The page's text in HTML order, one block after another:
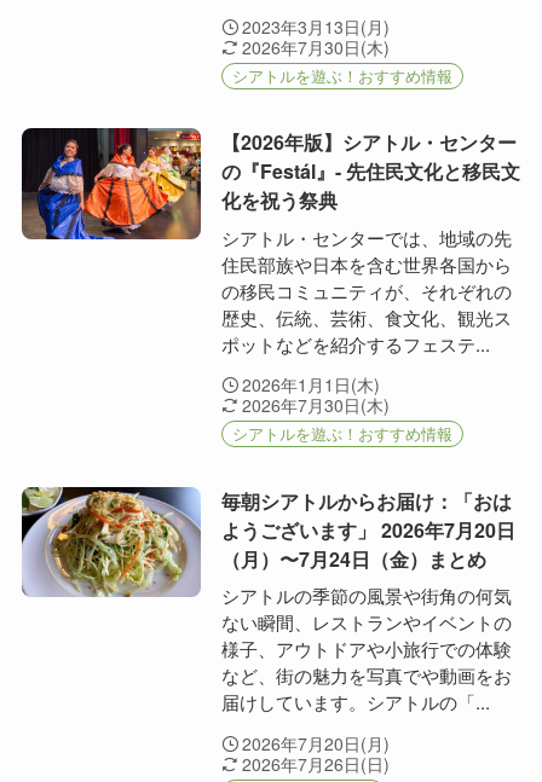
2023年3月13日(月)
2026年7月30日(木)
シアトルを遊ぶ！おすすめ情報
【2026年版】シアトル・センター
の『Festál』- 先住民文化と移民文
化を祝う祭典
シアトル・センターでは、地域の先
住民部族や日本を含む世界各国から
の移民コミュニティが、それぞれの
歴史、伝統、芸術、食文化、観光ス
ポットなどを紹介するフェステ...
2026年1月1日(木)
2026年7月30日(木)
シアトルを遊ぶ！おすすめ情報
毎朝シアトルからお届け：「おは
ようございます」 2026年7月20日
（月）〜7月24日（金）まとめ
シアトルの季節の風景や街角の何気
ない瞬間、レストランやイベントの
様子、アウトドアや小旅行での体験
など、街の魅力を写真でや動画をお
届けしています。シアトルの「...
2026年7月20日(月)
2026年7月26日(日)